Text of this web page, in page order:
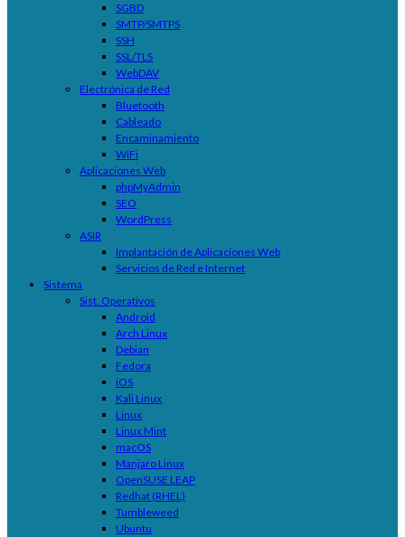
SGBD
SMTP/SMTPS
SSH
SSL/TLS
WebDAV
Electrónica de Red
Bluetooth
Cableado
Encaminamiento
WiFi
Aplicaciones Web
phpMyAdmin
SEO
WordPress
ASIR
Implantación de Aplicaciones Web
Servicios de Red e Internet
Sistema
Sist. Operativos
Android
Arch Linux
Debian
Fedora
iOS
Kali Linux
Linux
Linux Mint
macOS
Manjaro Linux
OpenSUSE LEAP
Redhat (RHEL)
Tumbleweed
Ubuntu